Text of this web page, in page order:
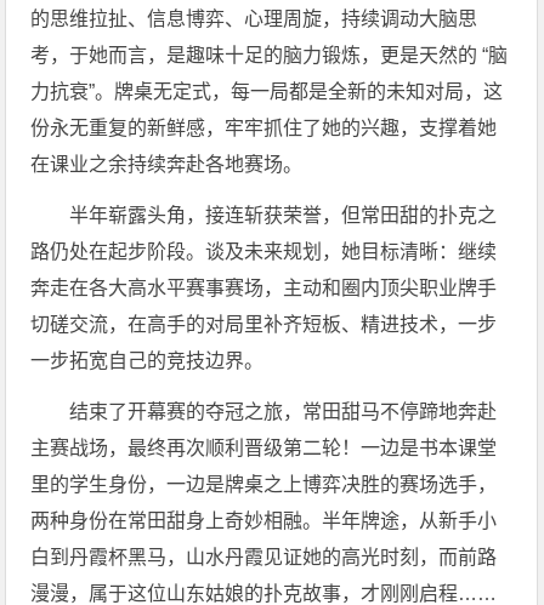
的思维拉扯、信息博弈、心理周旋，持续调动大脑思
考，于她而言，是趣味十足的脑力锻炼，更是天然的 “脑
力抗衰”。牌桌无定式，每一局都是全新的未知对局，这
份永无重复的新鲜感，牢牢抓住了她的兴趣，支撑着她
在课业之余持续奔赴各地赛场。
半年崭露头角，接连斩获荣誉，但常田甜的扑克之
路仍处在起步阶段。谈及未来规划，她目标清晰：继续
奔走在各大高水平赛事赛场，主动和圈内顶尖职业牌手
切磋交流，在高手的对局里补齐短板、精进技术，一步
一步拓宽自己的竞技边界。
结束了开幕赛的夺冠之旅，常田甜马不停蹄地奔赴
主赛战场，最终再次顺利晋级第二轮！一边是书本课堂
里的学生身份，一边是牌桌之上博弈决胜的赛场选手，
两种身份在常田甜身上奇妙相融。半年牌途，从新手小
白到丹霞杯黑马，山水丹霞见证她的高光时刻，而前路
漫漫，属于这位山东姑娘的扑克故事，才刚刚启程……